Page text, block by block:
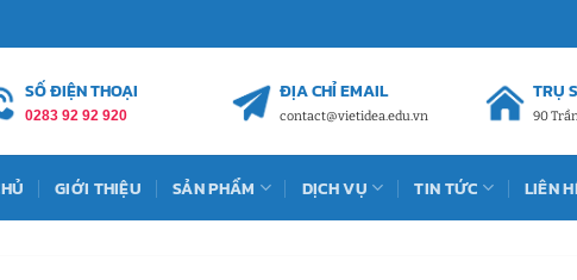
SỐ ĐIỆN THOẠI
0283 92 92 920
ĐỊA CHỈ EMAIL
contact@vietidea.edu.vn
TRỤ
90
GIỚI THIỆU SẢN PHẨM DỊCH VỤ TIN TỨC LIÊN